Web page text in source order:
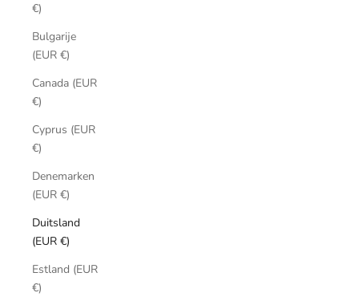
€)
Bulgarije
(EUR €)
Canada (EUR
€)
Cyprus (EUR
€)
Denemarken
(EUR €)
Duitsland
(EUR €)
Estland (EUR
€)